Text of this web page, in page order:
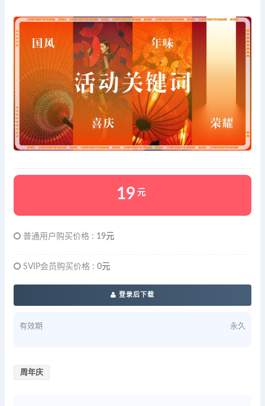
19 元
普通用户购买价格 : 19元
SVIP会员购买价格 : 0元
登录后下载
有效期 永久
周年庆